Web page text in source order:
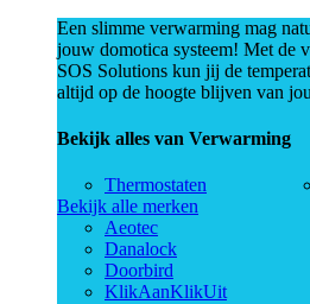
Een slimme verwarming mag
jouw domotica systeem! Met de
SOS Solutions kun jij de
altijd op de hoogte blijven van
Bekijk alles van Verwarming
Thermostaten
Bekijk alle merken
Aeotec
Danalock
Doorbird
KlikAanKlikUit